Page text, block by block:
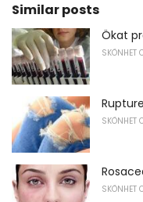
Similar posts
Ökat
SKÖNHET
SKÖNHET
SKÖNHET